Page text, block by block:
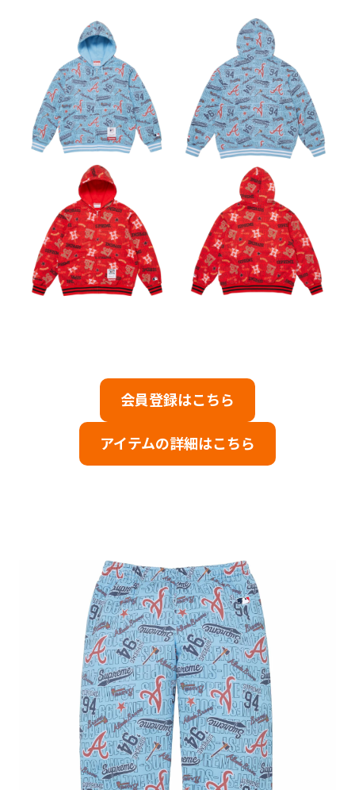
会員登録はこちら
アイテムの詳細はこちら